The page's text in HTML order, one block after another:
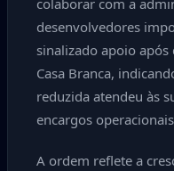
colaborar com a
desenvolvedores
sinalizado apoio após
Casa Branca,
reduzida atendeu às
encargos
A ordem reflete a